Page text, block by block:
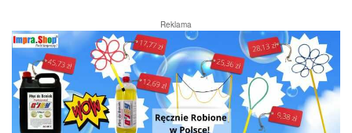
Reklama